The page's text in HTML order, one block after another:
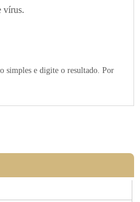
vírus.
simples e digite o resultado. Por